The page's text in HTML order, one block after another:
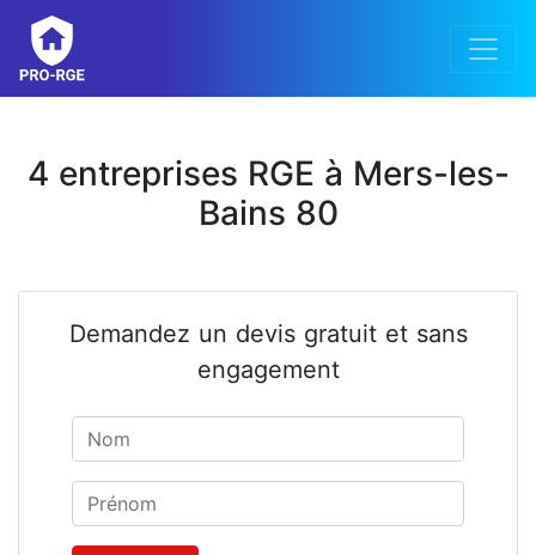
4 entreprises RGE à Mers-les-
Bains 80
Demandez un devis gratuit et sans
engagement
Prénom